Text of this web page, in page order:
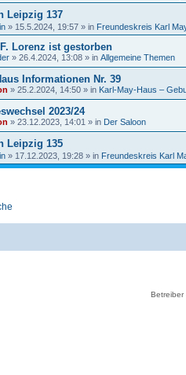
Leipzig 137
» 15.5.2024, 19:57 » in Freundeskreis Karl
Lorenz ist gestorben
» 26.4.2024, 13:08 » in Allgemeine Themen
Informationen Nr. 39
» 25.2.2024, 14:50 » in Karl-May-Haus –
2023/24
» 23.12.2023, 14:01 » in Der Saloon
Leipzig 135
» 17.12.2023, 19:28 » in Freundeskreis Karl
Betreiber